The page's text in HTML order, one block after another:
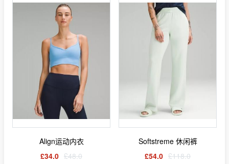
Align运动内衣
£34.0 £48.0
Softstreme 休闲裤
£54.0 £118.0